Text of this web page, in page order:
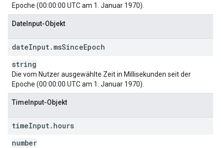
Epoche (00:00:00 UTC am 1. Januar 1970).
DateInput-Objekt
dateInput. msSinceEpoch
string
Die vom Nutzer ausgewählte Zeit in Millisekunden seit der
Epoche (00:00:00 UTC am 1. Januar 1970).
TimeInput-Objekt
timeInput. hours
number